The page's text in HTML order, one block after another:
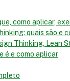
como aplicar,
quais são e
Thinking, Lean
é e como aplicar